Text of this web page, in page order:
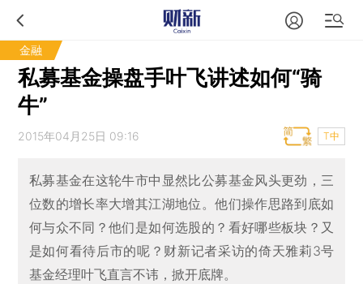
金融
私募基金操盘手叶飞讲述如何“骑
牛”
2015年04月25日 09:16 T中
私募基金在这轮牛市中显然比公募基金风头更劲，三
位数的增长率大增其江湖地位。他们操作思路到底如
何与众不同？他们是如何选股的？看好哪些板块？又
是如何看待后市的呢？财新记者采访的倚天雅莉3号
基金经理叶飞直言不讳，掀开底牌。